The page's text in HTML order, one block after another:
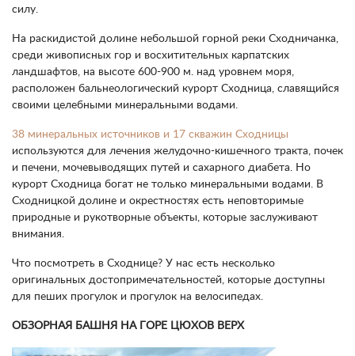
силу.
На раскидистой долине небольшой горной реки Сходничанка,
среди живописных гор и восхитительных карпатских
ландшафтов, на высоте 600-900 м. над уровнем моря,
расположен бальнеологический курорт Сходница, славящийся
своими целебными минеральными водами.
38 минеральных источников и 17 скважин Сходницы
используются для лечения желудочно-кишечного тракта, почек
и печени, мочевыводящих путей и сахарного диабета. Но
курорт Сходница богат не только минеральными водами. В
Сходницкой долине и окрестностях есть неповторимые
природные и рукотворные объекты, которые заслуживают
внимания.
Что посмотреть в Сходнице? У нас есть несколько
оригинальных достопримечательностей, которые доступны
для пеших прогулок и прогулок на велосипедах.
ОБЗОРНАЯ БАШНЯ НА ГОРЕ ЦЮХОВ ВЕРХ